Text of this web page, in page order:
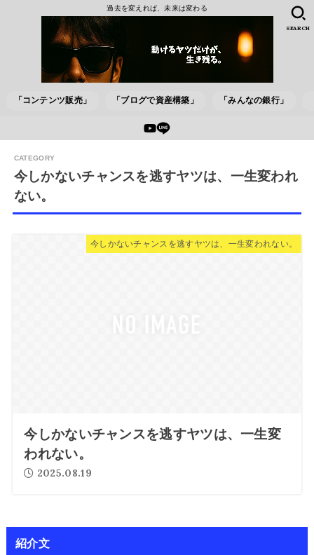
過去を変えれば、未来は変わる
「コンテンツ販売」 「ブログで資産構築」 「みんなの銀行」
SEARCH
今しかないチャンスを逃すヤツは、一生変われ
ない。
今しかないチャンスを逃すヤツは、一生変われない。
今しかないチャンスを逃すヤツは、一生変
われない。
2025.08.19
紹介文